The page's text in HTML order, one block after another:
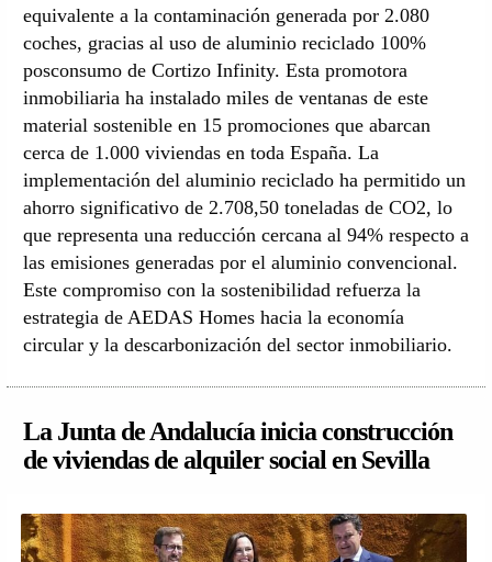
equivalente a la contaminación generada por 2.080
coches, gracias al uso de aluminio reciclado 100%
posconsumo de Cortizo Infinity. Esta promotora
inmobiliaria ha instalado miles de ventanas de este
material sostenible en 15 promociones que abarcan
cerca de 1.000 viviendas en toda España. La
implementación del aluminio reciclado ha permitido un
ahorro significativo de 2.708,50 toneladas de CO2, lo
que representa una reducción cercana al 94% respecto a
las emisiones generadas por el aluminio convencional.
Este compromiso con la sostenibilidad refuerza la
estrategia de AEDAS Homes hacia la economía
circular y la descarbonización del sector inmobiliario.
La Junta de Andalucía inicia construcción
de viviendas de alquiler social en Sevilla